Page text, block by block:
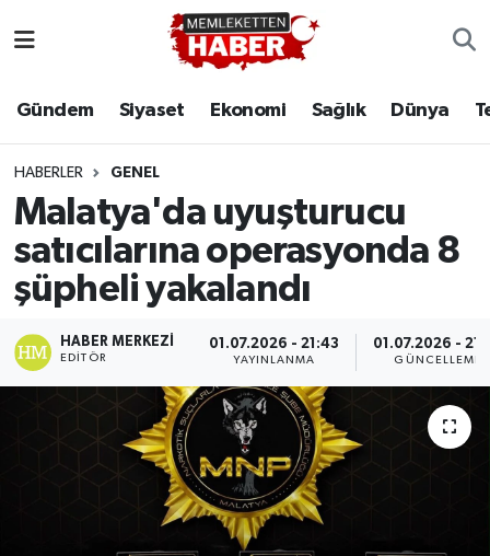
Gündem Siyaset Ekonomi Sağlık Dünya
HABERLER GENEL
Malatya'da uyuşturucu
satıcılarına operasyonda 8
şüpheli yakalandı
HABER MERKEZI
EDITÖR
01.07.2026 - 21:43
YAYINLANMA
01.07.2026 -
GÜNCELLEME